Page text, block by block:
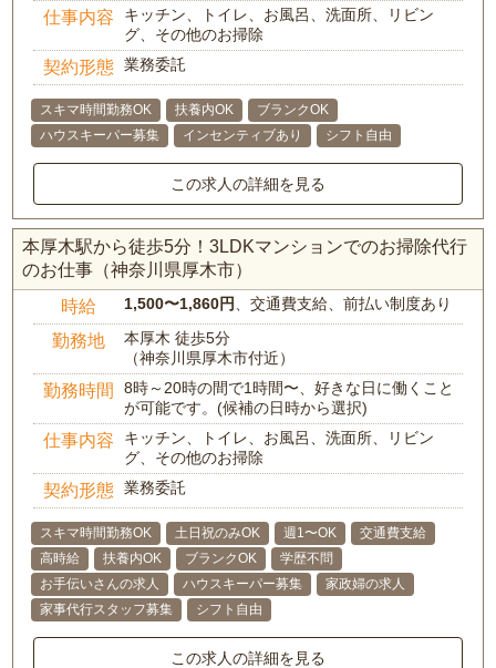
仕事内容
キッチン、トイレ、お風呂、洗面所、リビン
グ、その他のお掃除
契約形態 業務委託
スキマ時間勤務OK 扶養内OK
ブランクOK
ハウスキーパー募集
インセンティブあり シフト自由
この求人の詳細を見る
本厚木駅から徒歩5分！3LDKマンションでのお掃除代行
のお仕事（神奈川県厚木市）
時給 1,500〜1,860円 、交通費支給、前払い制度あり
勤務地
本厚木 徒歩5分
（神奈川県厚木市付近）
勤務時間
8時～20時の間で1時間〜、好きな日に働くこと
が可能です。(候補の日時から選択)
仕事内容
キッチン、トイレ、お風呂、洗面所、リビン
グ、その他のお掃除
契約形態 業務委託
スキマ時間勤務OK 土日祝のみOK 週1〜OK
交通費支給
高時給
扶養内OK ブランクOK
学歴不問
お手伝いさんの求人
ハウスキーパー募集
家政婦の求人
家事代行スタッフ募集
シフト自由
この求人の詳細を見る